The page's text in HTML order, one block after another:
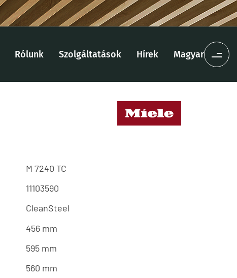
Rólunk Szolgáltatások Hírek Magyar
M 7240 TC
11103590
CleanSteel
456 mm
595 mm
560 mm